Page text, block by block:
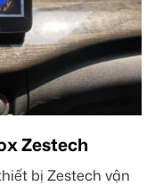
Zestech
bị Zestech vận